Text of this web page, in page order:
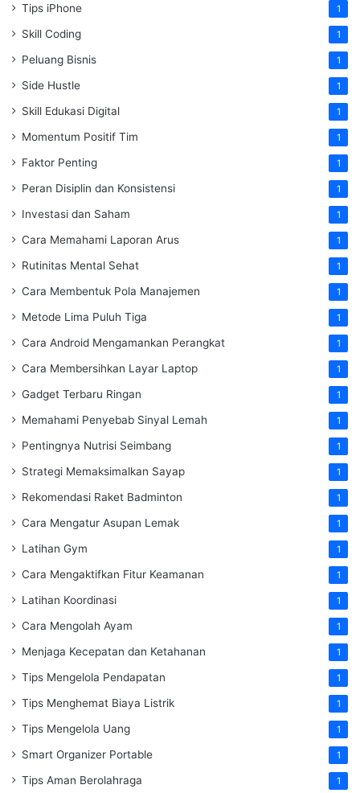
Tips iPhone 1
Skill Coding 1
Peluang Bisnis 1
Side Hustle 1
Skill Edukasi Digital 1
Momentum Positif Tim 1
Faktor Penting 1
Peran Disiplin dan Konsistensi 1
Investasi dan Saham 1
Cara Memahami Laporan Arus 1
Rutinitas Mental Sehat 1
Cara Membentuk Pola Manajemen 1
Metode Lima Puluh Tiga 1
Cara Android Mengamankan Perangkat 1
Cara Membersihkan Layar Laptop 1
Gadget Terbaru Ringan 1
Memahami Penyebab Sinyal Lemah 1
Pentingnya Nutrisi Seimbang 1
Strategi Memaksimalkan Sayap 1
Rekomendasi Raket Badminton 1
Cara Mengatur Asupan Lemak 1
Latihan Gym 1
Cara Mengaktifkan Fitur Keamanan 1
Latihan Koordinasi 1
Cara Mengolah Ayam 1
Menjaga Kecepatan dan Ketahanan 1
Tips Mengelola Pendapatan 1
Tips Menghemat Biaya Listrik 1
Tips Mengelola Uang 1
Smart Organizer Portable 1
Tips Aman Berolahraga 1